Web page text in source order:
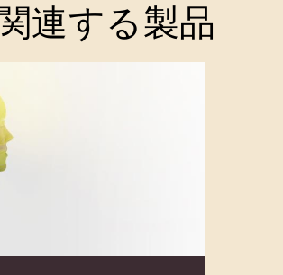
連する製品